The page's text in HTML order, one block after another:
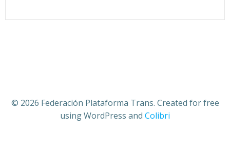
© 2026 Federación Plataforma Trans. Created for free
using WordPress and Colibri